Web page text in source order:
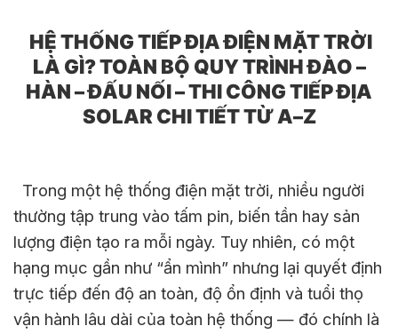
HỆ THỐNG TIẾP ĐỊA ĐIỆN MẶT TRỜI
LÀ GÌ? TOÀN BỘ QUY TRÌNH ĐÀO –
HÀN – ĐẤU NỐI – THI CÔNG TIẾP ĐỊA
SOLAR CHI TIẾT TỪ A–Z
Trong một hệ thống điện mặt trời, nhiều người
thường tập trung vào tấm pin, biến tần hay sản
lượng điện tạo ra mỗi ngày. Tuy nhiên, có một
hạng mục gần như “ẩn mình” nhưng lại quyết định
trực tiếp đến độ an toàn, độ ổn định và tuổi thọ
vận hành lâu dài của toàn hệ thống — đó chính là